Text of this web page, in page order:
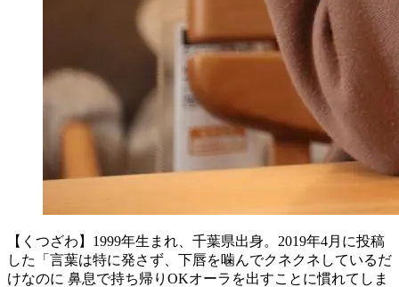
【くつざわ】1999年生まれ、千葉県出身。2019年4月に投稿
した「言葉は特に発さず、下唇を噛んでクネクネしているだ
けなのに 鼻息で持ち帰りOKオーラを出すことに慣れてしま